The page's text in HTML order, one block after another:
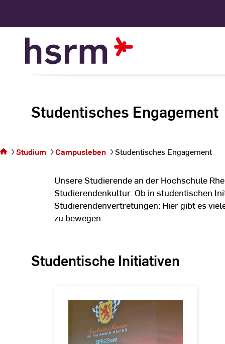
Studentisches Engagement
SeiteStudium Campusleben Studentisches Engagement
Unsere Studierende an der Hochschule
Studierendenkultur. Ob in studentischen
Studierendenvertretungen: Hier gibt es
zu bewegen.
Studentische Initiativen